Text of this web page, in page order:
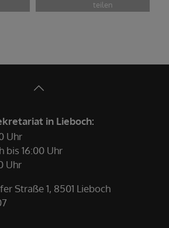
Rosi Jaunegg und Sohn Alois
in Lieboch:
Uhr
bis 16:00 Uhr
Uhr
Straße 1, 8501 Lieboch